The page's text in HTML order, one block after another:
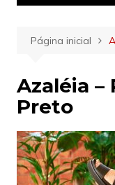
Página inicial
Azaléia –
Preto